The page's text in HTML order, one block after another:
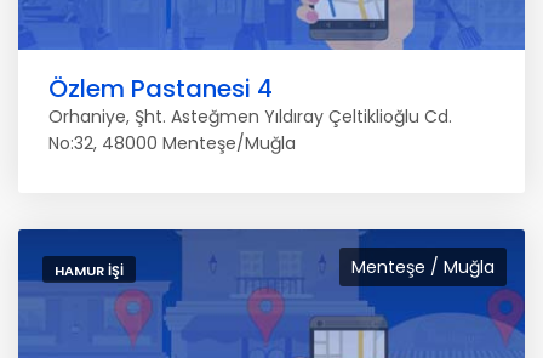
Özlem Pastanesi 4
Orhaniye, Şht. Asteğmen Yıldıray Çeltiklioğlu Cd.
No:32, 48000 Menteşe/Muğla
Menteşe / Muğla
HAMUR İŞI